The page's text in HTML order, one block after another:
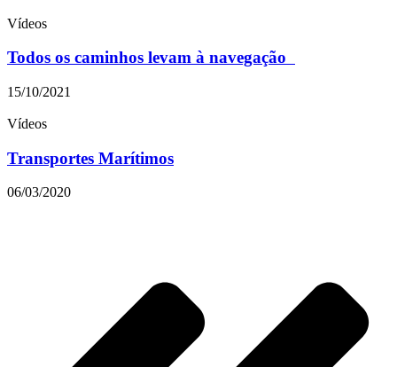
Vídeos
Todos os caminhos levam à navegação
15/10/2021
Vídeos
Transportes Marítimos
06/03/2020